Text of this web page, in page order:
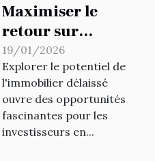
Maximiser le
retour sur
investissement
dans
l'immobilier
délaissé
19/01/2026
Explorer le potentiel de
l'immobilier délaissé
ouvre des opportunités
fascinantes pour les
investisseurs en...